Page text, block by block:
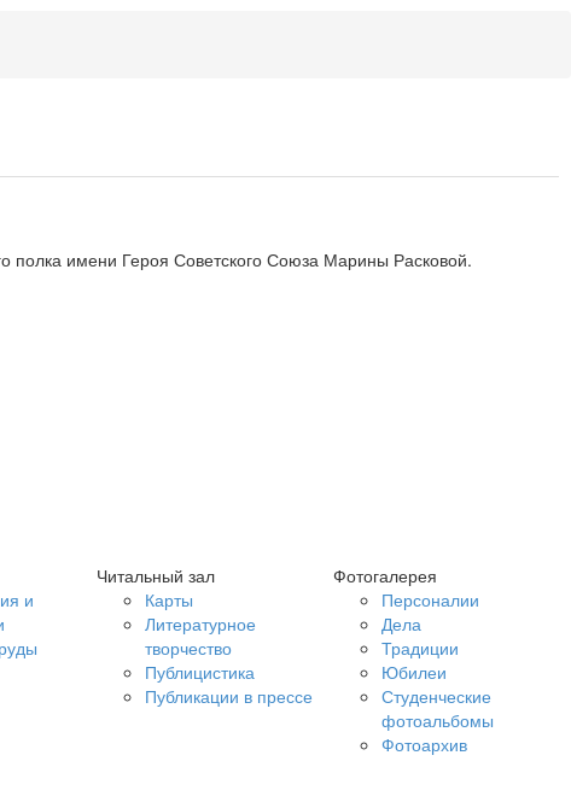
полка имени Героя Советского Союза Марины Расковой.
и
Читальный зал
Карты
Литературное
творчество
Публицистика
Публикации в прессе
Фотогалерея
Персоналии
Дела
Традиции
Юбилеи
Студенческие
фотоальбомы
Фотоархив